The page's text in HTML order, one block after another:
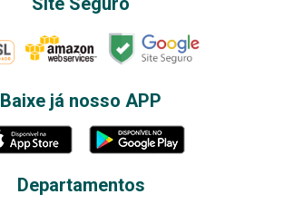
Baixe já nosso APP
Departamentos